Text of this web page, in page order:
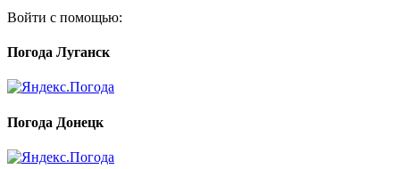
Войти с помощью:
Погода Луганск
Погода Донецк